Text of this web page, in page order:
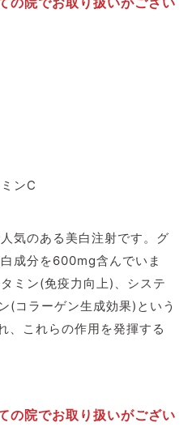
ンC
気のある美白注射です。グ
成分を600mg含んでいま
ミン(免疫力向上)、システ
(コラーゲン生成効果)という
、これらの作用を発揮する
の院でお取り扱いがござい